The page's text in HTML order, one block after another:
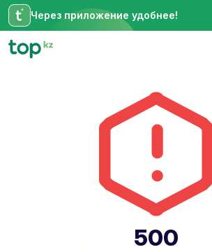
Через приложение удобнее!
500